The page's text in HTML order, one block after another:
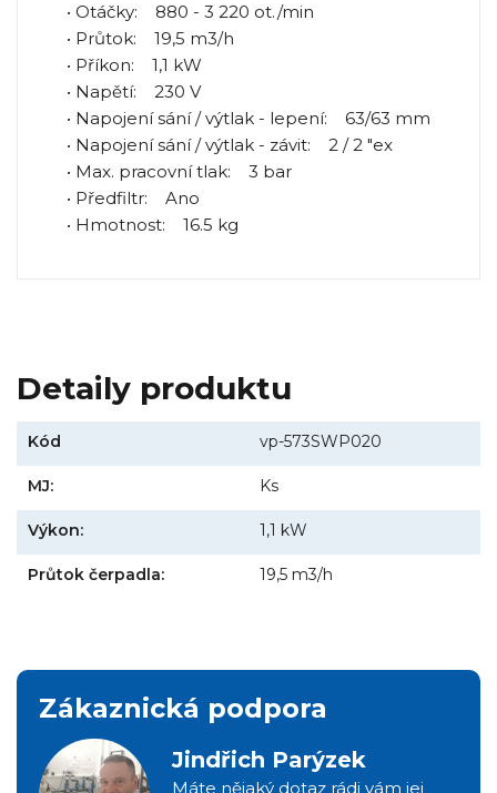
• Otáčky: 880 - 3 220 ot./min
• Průtok: 19,5 m3/h
• Příkon: 1,1 kW
• Napětí: 230 V
• Napojení sání / výtlak - lepení: 63/63 mm
• Napojení sání / výtlak - závit: 2 / 2 "ex
• Max. pracovní tlak: 3 bar
• Předfiltr: Ano
• Hmotnost: 16.5 kg
Detaily produktu
Kód vp-573SWP020
MJ: Ks
Výkon: 1,1 kW
Průtok čerpadla: 19,5 m3/h
Zákaznická podpora
Jindřich Parýzek
Máte nějaký dotaz rádi vám jej